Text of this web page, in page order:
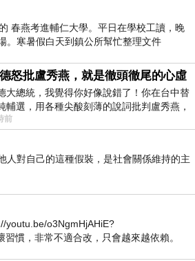
春燕考進輔仁大學。平日在學校工讀，晚
。寒暑假白天到鎮公所幫忙整理文件
怒批盧秀燕，就是徹頭徹尾的心虛
大總統，我覺得你好像說錯了！你在台中替
輔選，用各種尖酸刻薄的說詞批判盧秀燕，
政滿意度輸給陳其邁，甚至還說盧
前
人對自己的這種假裝，是社會關係維持的主
youtu.be/o3NgmHjAHiE?
慣，非常不適合改，只會越來越依賴。